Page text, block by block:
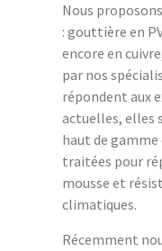
Nous
: gouttière en
encore en
par nos
répondent aux
actuelles, elles
haut de
traitées pour
mousse et
climatiques.
Récemment